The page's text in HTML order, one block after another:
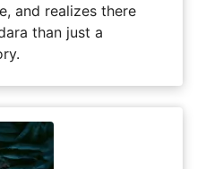
and realizes there
than just a